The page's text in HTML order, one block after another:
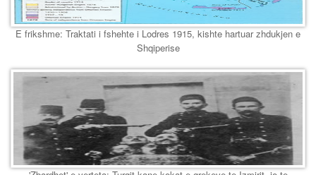
E frikshme: Traktati i fshehte i Lodres 1915, kishte hartuar zhdukjen e
Shqiperise